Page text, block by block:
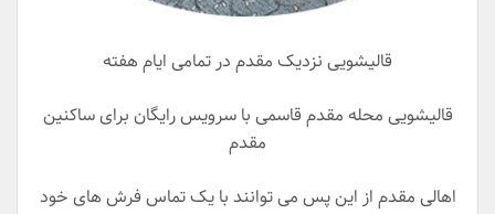
قالیشویی نزدیک مقدم در تمامی ایام هفته
قالیشویی محله مقدم قاسمی با سرویس رایگان برای ساکنین
مقدم
اهالی مقدم از این پس می توانند با یک تماس فرش های خود